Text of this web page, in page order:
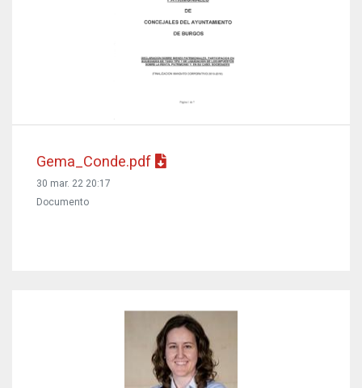
Gema_Conde.pdf
30 mar. 22 20:17
Documento